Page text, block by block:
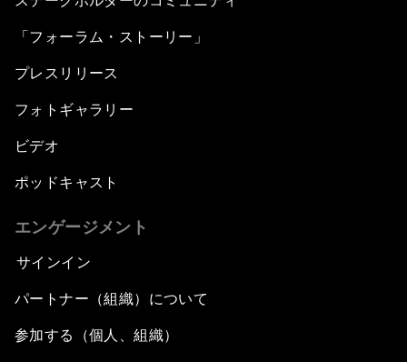
「フォーラム・ストーリー」
プレスリリース
フォトギャラリー
ビデオ
ポッドキャスト
エンゲージメント
サインイン
パートナー（組織）について
参加する（個人、組織）